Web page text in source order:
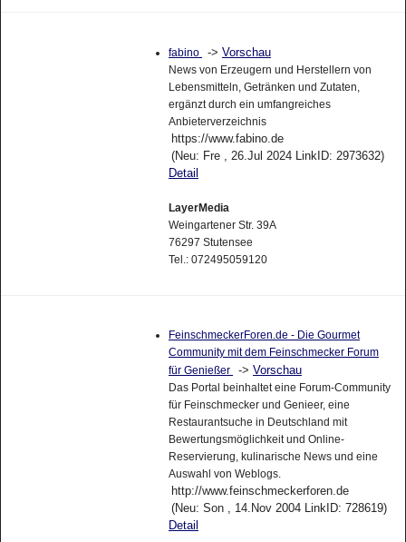
fabino -> Vorschau
News von Erzeugern und Herstellern von
Lebensmitteln, Getränken und Zutaten,
ergänzt durch ein umfangreiches
Anbieterverzeichnis
https://www.fabino.de
(Neu: Fre , 26.Jul 2024 LinkID: 2973632)
Detail
LayerMedia
Weingartener Str. 39A
76297 Stutensee
Tel.: 072495059120
FeinschmeckerForen.de - Die Gourmet
Community mit dem Feinschmecker Forum
für Genießer
-> Vorschau
Das Portal beinhaltet eine Forum-Community
für Feinschmecker und Genieer, eine
Restaurantsuche in Deutschland mit
Bewertungsmöglichkeit und Online-
Reservierung, kulinarische News und eine
Auswahl von Weblogs.
http://www.feinschmeckerforen.de
(Neu: Son , 14.Nov 2004 LinkID: 728619)
Detail